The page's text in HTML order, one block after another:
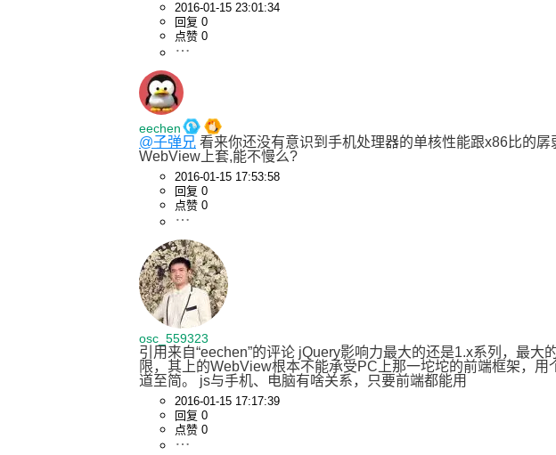
2016-01-15 23:01:34
回复 0
点赞 0
eechen
@子弹兄 看来你还没有意识到手机处理器的单核性能跟x86比的
WebView上套,能不慢么?
2016-01-15 17:53:58
回复 0
点赞 0
osc_559323
引用来自“eechen”的评论 jQuery影响力最大的还是1.x系列，最
限，其上的WebView根本不能承受PC上那一坨坨的前端框架，
道至简。 js与手机、电脑有啥关系，只要前端都能用
2016-01-15 17:17:39
回复 0
点赞 0